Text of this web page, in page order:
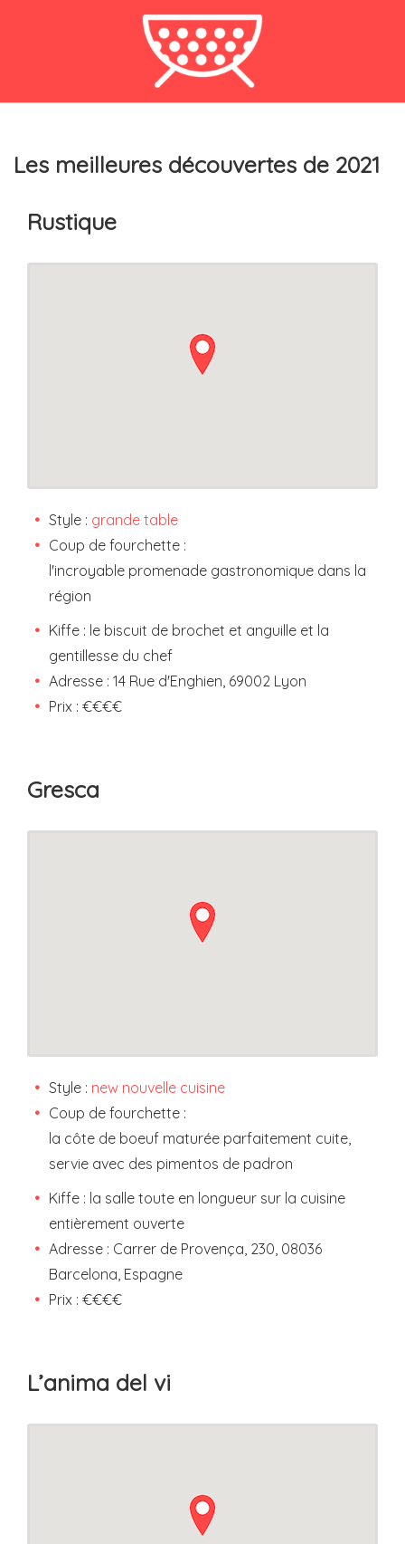
Les meilleures découvertes de 2021